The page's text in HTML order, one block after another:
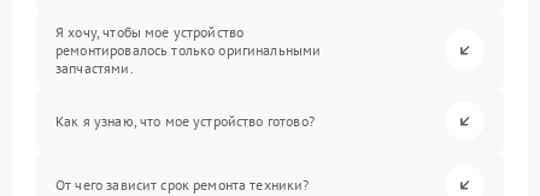
Я хочу, чтобы мое устройство
ремонтировалось только оригинальными
запчастями.
Как я узнаю, что мое устройство готово?
От чего зависит срок ремонта техники?